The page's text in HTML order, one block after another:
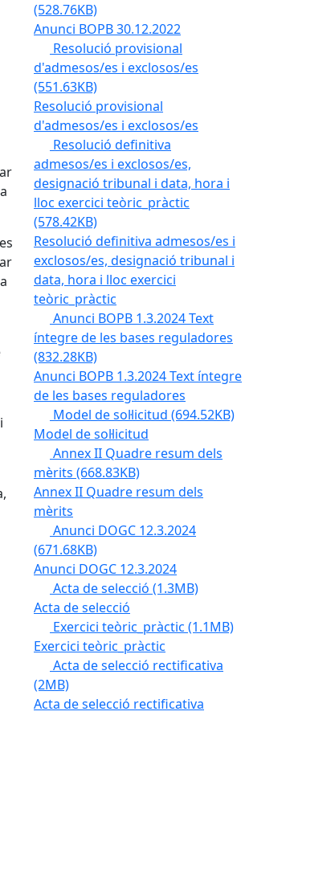
(528.76KB)
Anunci BOPB 30.12.2022
Resolució provisional
d'admesos/es i exclosos/es
(551.63KB)
Resolució provisional
d'admesos/es i exclosos/es
Resolució definitiva
admesos/es i exclosos/es,
designació tribunal i data, hora i
lloc exercici teòric_pràctic
(578.42KB)
Resolució definitiva admesos/es i
exclosos/es, designació tribunal i
data, hora i lloc exercici
teòric_pràctic
Anunci BOPB 1.3.2024 Text
íntegre de les bases reguladores
(832.28KB)
Anunci BOPB 1.3.2024 Text íntegre
de les bases reguladores
Model de sol·licitud (694.52KB)
Model de sol·licitud
Annex II Quadre resum dels
mèrits (668.83KB)
Annex II Quadre resum dels
mèrits
Anunci DOGC 12.3.2024
(671.68KB)
Anunci DOGC 12.3.2024
Acta de selecció (1.3MB)
Acta de selecció
Exercici teòric_pràctic (1.1MB)
Exercici teòric_pràctic
Acta de selecció rectificativa
(2MB)
Acta de selecció rectificativa